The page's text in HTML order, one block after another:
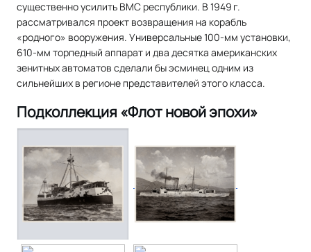
существенно усилить ВМС республики. В 1949 г.
рассматривался проект возвращения на корабль
«родного» вооружения. Универсальные 100-мм установки,
610-мм торпедный аппарат и два десятка американских
зенитных автоматов сделали бы эсминец одним из
сильнейших в регионе представителей этого класса.
Подколлекция «Флот новой эпохи»